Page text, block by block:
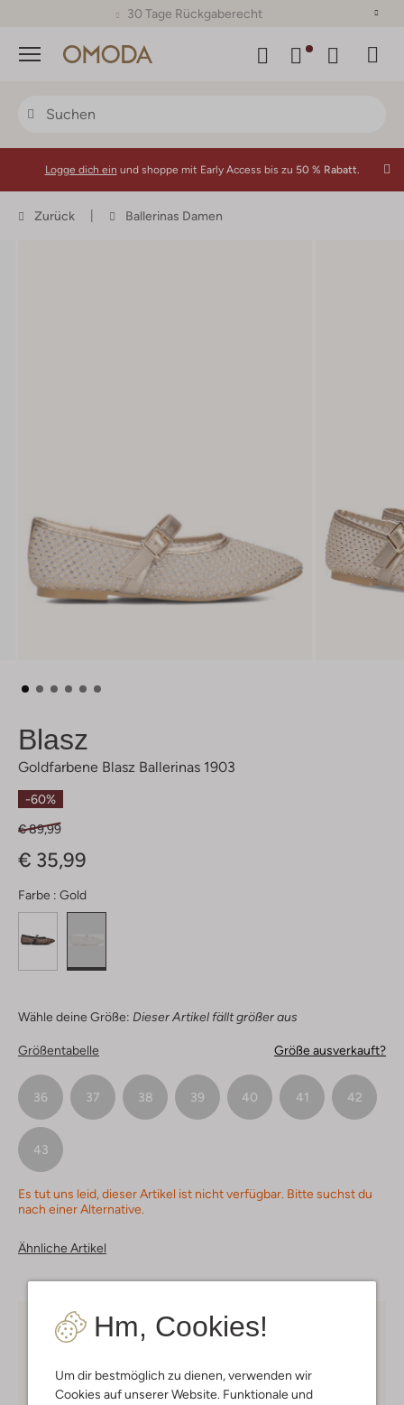
30 Tage Rückgaberecht
Menü
Hm, Cookies!
Um dir bestmöglich zu dienen, verwenden wir
Cookies auf unserer Website. Funktionale und
Logge dich ein und shoppe mit Early Access bis zu 50 % Rabatt.
Zurück Ballerinas Damen
Blasz
Goldfarbene Blasz Ballerinas 1903
-60%
€ 89,99
€ 35,99
Farbe : Gold
Wähle deine Größe: Dieser Artikel fällt größer aus
Größentabelle Größe ausverkauft?
36 37 38 39 40 41 42
43
Es tut uns leid, dieser Artikel ist nicht verfügbar. Bitte suchst du
nach einer Alternative.
Ähnliche Artikel
Kostenloser Versandab € 75 für Club-Omoda
Kauf auf Rechnung 30 Tagen Rückgaberecht